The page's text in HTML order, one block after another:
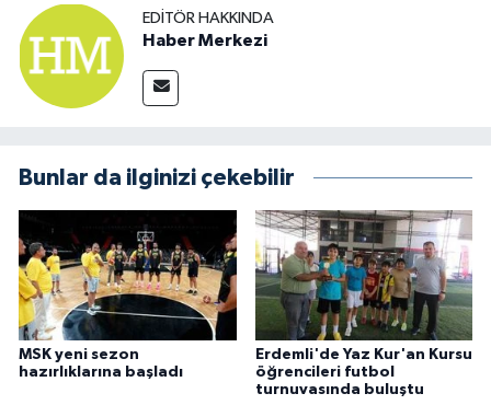
EDITÖR HAKKINDA
Haber Merkezi
Bunlar da ilginizi çekebilir
MSK yeni sezon
hazırlıklarına başladı
Erdemli'de Yaz Kur'an Kursu
öğrencileri futbol
turnuvasında buluştu